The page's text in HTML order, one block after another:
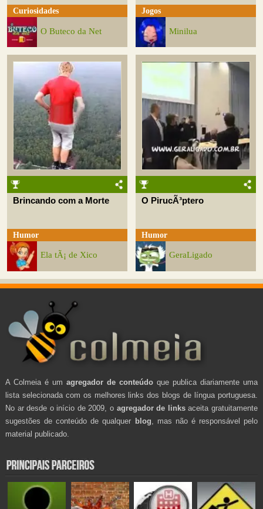
Curiosidades
O Buteco da Net
Jogos
Minilua
Brincando com a Morte
Humor
Ela tÃ¡ de Xico
O PirucÃ³ptero
Humor
GeraLigado
A Colmeia é um agregador de conteúdo que publica diariamente uma
lista selecionada com os melhores links dos blogs de língua portuguesa.
No ar desde o início de 2009, o agregador de linksaceita gratuitamente
sugestões de conteúdo de qualquer blog , mas não é responsável pelo
material publicado.